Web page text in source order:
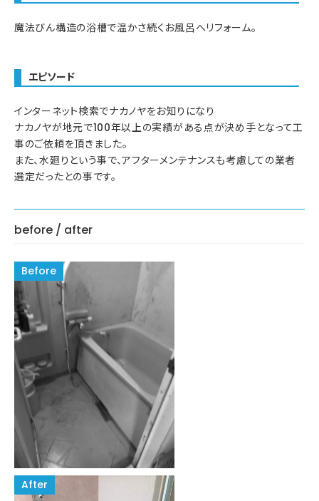
魔法びん構造の浴槽で温かさ続くお風呂へリフォーム。
エピソード
インターネット検索でナカノヤをお知りになり
ナカノヤが地元で100年以上の実績がある点が決め手となって工
事のご依頼を頂きました。
また、水廻りという事で、アフターメンテナンスも考慮しての業者
選定だったとの事です。
before / after